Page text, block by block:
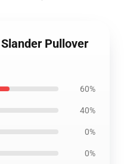
Pullover
60%
40%
0%
0%